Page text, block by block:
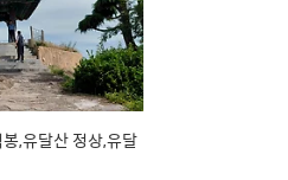
,유달산 정상,유달